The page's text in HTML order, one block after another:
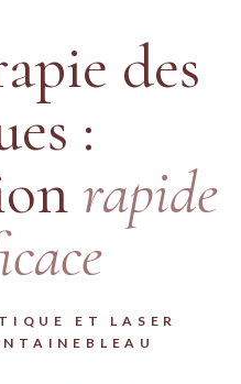
des
:
rapide
ET LASER